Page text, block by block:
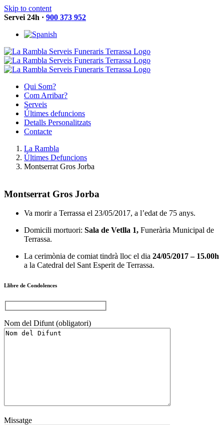
Skip to content
Servei 24h · 900 373 952
Qui Som?
Com Arribar?
Serveis
Últimes defuncions
Detalls Personalitzats
Contacte
La Rambla
Últimes Defuncions
Montserrat Gros Jorba
Montserrat Gros Jorba
Va morir a Terrassa el 23/05/2017, a l’edat de 75 anys.
Domicili mortuori: Sala de Vetlla 1, Funerària Municipal de
Terrassa.
La cerimònia de comiat tindrà lloc el dia 24/05/2017 – 15.00h
a la Catedral del Sant Esperit de Terrassa.
Llibre de Condolences
Nom del Difunt (obligatori)
Missatge